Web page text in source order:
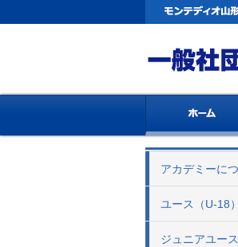
アカデミーに
ユース（U-18）
ジュニアユー